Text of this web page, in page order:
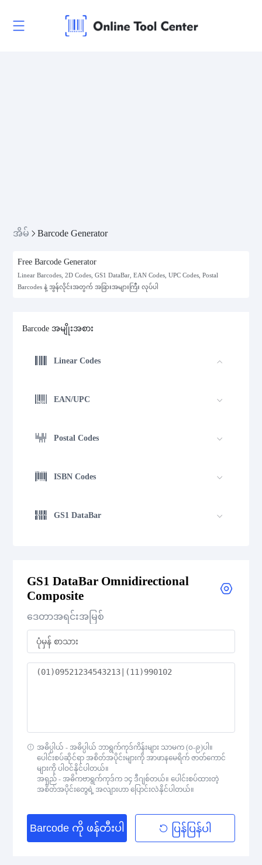
အိမ် Barcode Generator
Free Barcode Generator
Linear Barcodes, 2D Codes, GS1 DataBar, EAN Codes, UPC Codes, Postal
Barcodes နဲ့ အွန်လိုင်းအတွက် အခြားအများကြီး လုပ်ပါ
Barcode အမျိုးအစား
Linear Codes
EAN/UPC
Postal Codes
ISBN Codes
GS1 DataBar
GS1 DataBar Expanded Composite
GS1 DataBar Expanded Stacked
GS1 DataBar Expanded Stacked Composite
GS1 DataBar Limited
GS1 DataBar Omnidirectional Composite
GS1 DataBar Stacked
GS1 DataBar Stacked Composite
GS1 DataBar Omnidirectional
Composite
ဒေတာအရင်းအမြစ်
အဓိပ္ပါယ် - အဓိပ္ပါယ် ဘာရွက်ကုဒ်ကိန်းများ သာမက (၀-၉)ပါ။
ပေါင်းစပ်ဆိုင်ရာ အစိတ်အပိုင်းများကို အာဖာနမေရိက် ဇာတ်ကောင်
များကို ပါဝင်နိုင်ပါတယ်။
အရှည် - အဓိကဗာရွက်ကုဒ်က ၁၄ ဒီဂျစ်တယ်။ ပေါင်းစပ်ထားတဲ့
အစိတ်အပိုင်းတွေရဲ့ အလျားဟာ ပြောင်းလဲနိုင်ပါတယ်။
Barcode ကို ဖန်တီးပါ ပြန်ပြန်ပါ